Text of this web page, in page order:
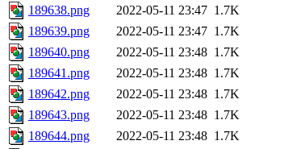
189638.png
2022-05-11 23:47 1.7K
189639.png
2022-05-11 23:47 1.7K
189640.png
2022-05-11 23:48 1.7K
189641.png
2022-05-11 23:48 1.7K
189642.png
2022-05-11 23:48 1.7K
189643.png
2022-05-11 23:48 1.7K
189644.png
2022-05-11 23:48 1.7K